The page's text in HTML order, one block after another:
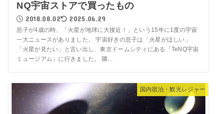
NQ宇宙ストアで買ったもの
2018.08.02 2025.06.29
息子が4歳の時、「火星が地球に大接近！」という15年に1度の宇宙
一大ニュースがありました。 宇宙好きの息子は「火星がほしい」
「火星が見たい」と言い出し、東京ドームシティにある「TeNQ宇宙
ミュージアム」に行きました。 隣...
国内宿泊・観光レジャー